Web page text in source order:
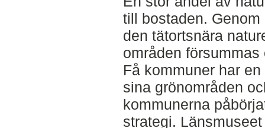
till bostaden.
den tätortsnära
områden
Få kommuner har
sina grönområden
kommunerna
strategi.